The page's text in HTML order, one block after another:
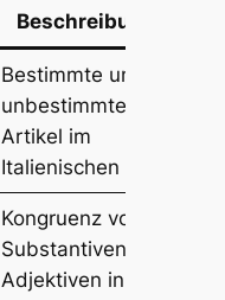
Beschreibung
Bestimmte und
unbestimmte
Artikel im
Italienischen
Kongruenz von
Substantiven und
Adjektiven in